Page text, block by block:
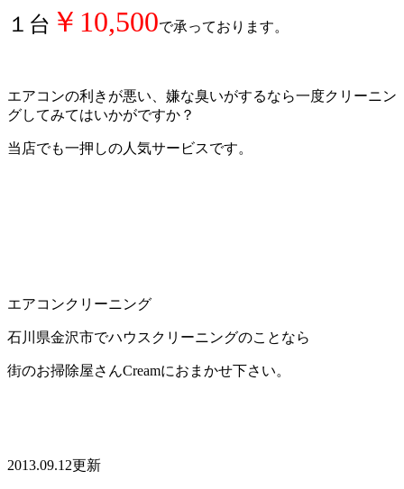
１台 ￥10,500で承っております。
エアコンの利きが悪い、嫌な臭いがするなら一度クリーニン
グしてみてはいかがですか？
当店でも一押しの人気サービスです。
エアコンクリーニング
石川県金沢市でハウスクリーニングのことなら
街のお掃除屋さんCreamにおまかせ下さい。
2013.09.12更新